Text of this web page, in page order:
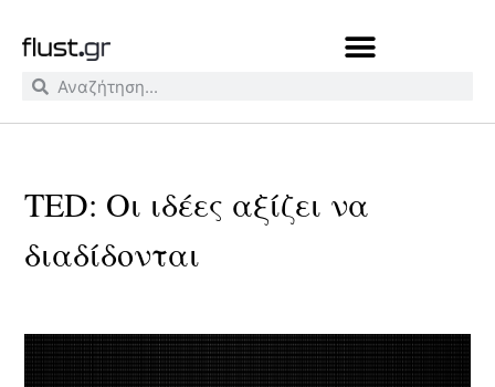
TED: Οι ιδέες αξίζει να
διαδίδονται